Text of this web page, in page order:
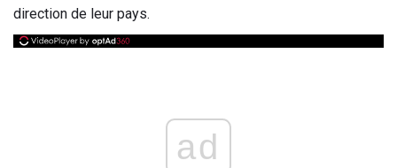
direction de leur pays.
ad